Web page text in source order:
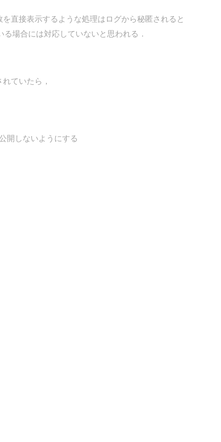
直接表示するような処理はログから秘匿されると
場合には対応していないと思われる．
ていたら，
開しないようにする